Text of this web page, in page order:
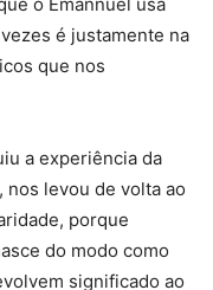
é justamente na
que nos
a experiência da
levou de volta ao
porque
do modo como
significado ao